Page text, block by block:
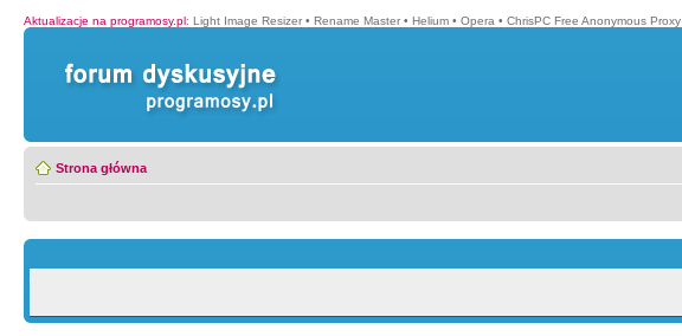
Aktualizacje na programosy.pl: Light Image Resizer • Rename Master • Helium • Opera • ChrisPC Free Anonymous Proxy
Strona główna